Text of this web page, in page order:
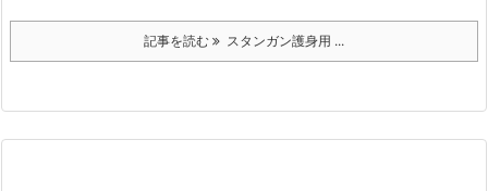
記事を読む スタンガン護身用 ...